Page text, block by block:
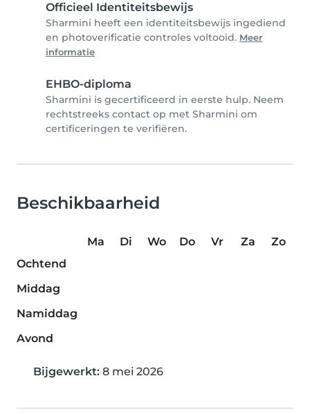
Officieel Identiteitsbewijs
Sharmini heeft een identiteitsbewijs ingediend
en photoverificatie controles voltooid. Meer
informatie
EHBO-diploma
Sharmini is gecertificeerd in eerste hulp. Neem
rechtstreeks contact op met Sharmini om
certificeringen te verifiëren.
Beschikbaarheid
Ma Di Wo Do Vr Za
Zo
Ochtend
Middag
Namiddag
Avond
Bijgewerkt: 8 mei 2026